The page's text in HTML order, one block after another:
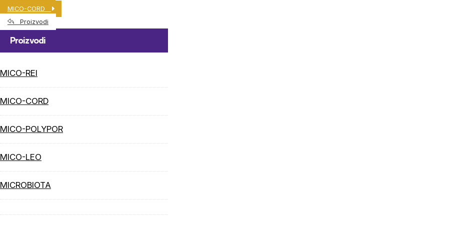
MICO-CORD
Proizvodi
Proizvodi
MICO-REI
MICO-CORD
MICO-POLYPOR
MICO-LEO
MICROBIOTA